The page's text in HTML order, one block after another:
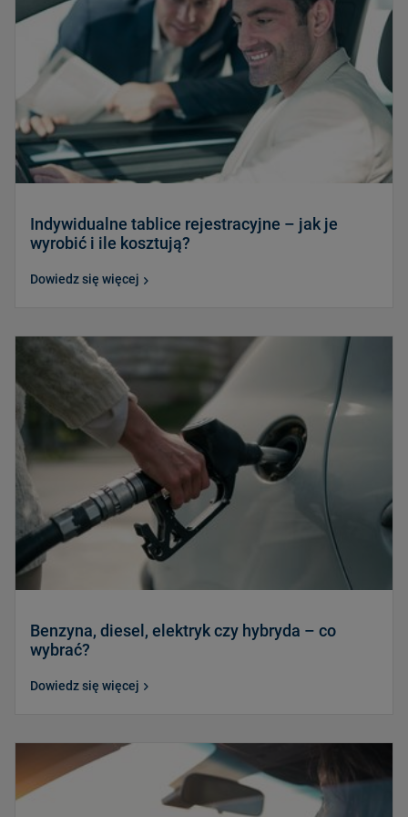
Indywidualne tablice rejestracyjne – jak je
wyrobić i ile kosztują?
Dowiedz się więcej
Benzyna, diesel, elektryk czy hybryda – co
wybrać?
Dowiedz się więcej